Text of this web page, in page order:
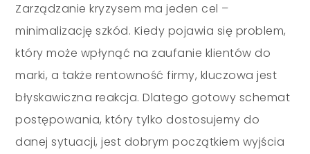
Zarządzanie kryzysem ma jeden cel –
minimalizację szkód. Kiedy pojawia się problem,
który może wpłynąć na zaufanie klientów do
marki, a także rentowność firmy, kluczowa jest
błyskawiczna reakcja. Dlatego gotowy schemat
postępowania, który tylko dostosujemy do
danej sytuacji, jest dobrym początkiem wyjścia